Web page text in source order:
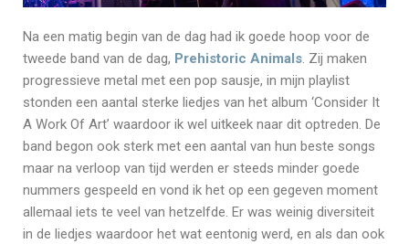
Na een matig begin van de dag had ik goede hoop voor de
tweede band van de dag, Prehistoric Animals. Zij maken
progressieve metal met een pop sausje, in mijn playlist
stonden een aantal sterke liedjes van het album ‘Consider It
A Work Of Art’ waardoor ik wel uitkeek naar dit optreden. De
band begon ook sterk met een aantal van hun beste songs
maar na verloop van tijd werden er steeds minder goede
nummers gespeeld en vond ik het op een gegeven moment
allemaal iets te veel van hetzelfde. Er was weinig diversiteit
in de liedjes waardoor het wat eentonig werd, en als dan ook